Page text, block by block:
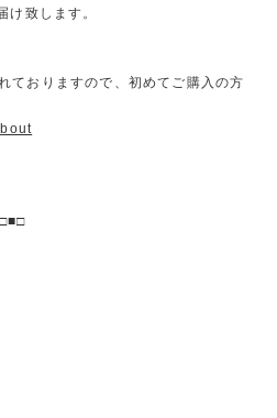
け致します。
ておりますので、初めてご購入の方